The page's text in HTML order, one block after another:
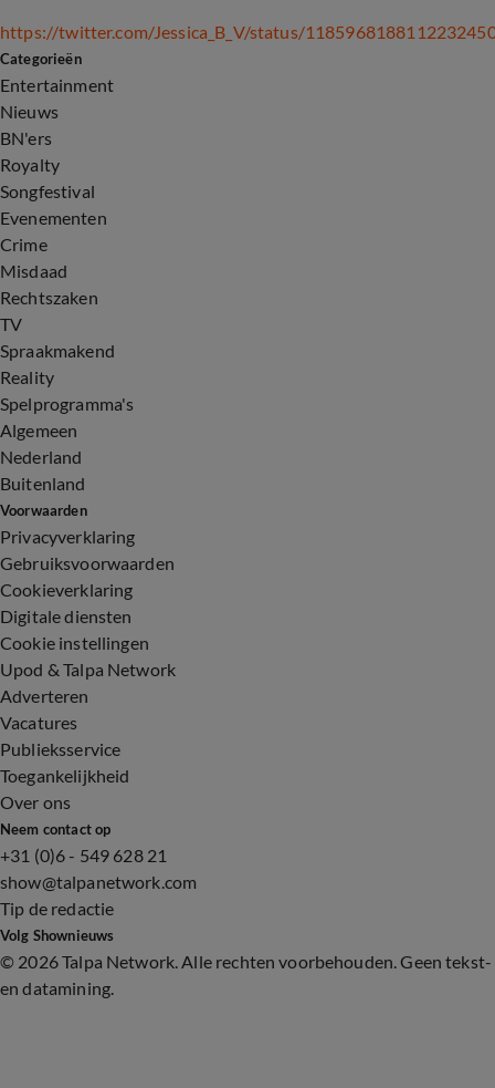
https://twitter.com/Jessica_B_V/status/
Categorieën
Entertainment
Nieuws
BN'ers
Royalty
Songfestival
Evenementen
Crime
Misdaad
Rechtszaken
TV
Spraakmakend
Reality
Spelprogramma's
Algemeen
Nederland
Buitenland
Voorwaarden
Privacyverklaring
Gebruiksvoorwaarden
Cookieverklaring
Digitale diensten
Cookie instellingen
Upod & Talpa Network
Adverteren
Vacatures
Publieksservice
Toegankelijkheid
Over ons
Neem contact op
+31 (0)6 - 549 628 21
show@talpanetwork.com
Tip de redactie
Volg Shownieuws
© 2026 Talpa Network. Alle rechten voorbehouden. Geen tekst-
en datamining.